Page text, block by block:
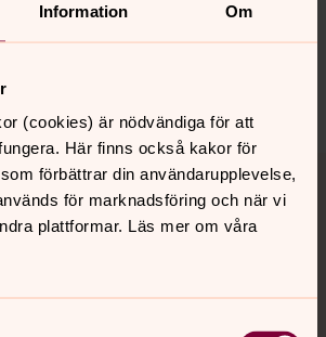
Information Om
(cookies) är nödvändiga för att
Här finns också kakor för
förbättrar din användarupplevelse,
för marknadsföring och när vi
plattformar. Läs mer om våra